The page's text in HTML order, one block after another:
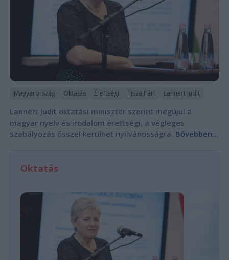
Magyarország Oktatás Érettségi Tisza Párt Lannert Judit
Lannert Judit oktatási miniszter szerint megújul a
magyar nyelv és irodalom érettségi, a végleges
szabályozás ősszel kerülhet nyilvánosságra. Bővebben...
Oktatás